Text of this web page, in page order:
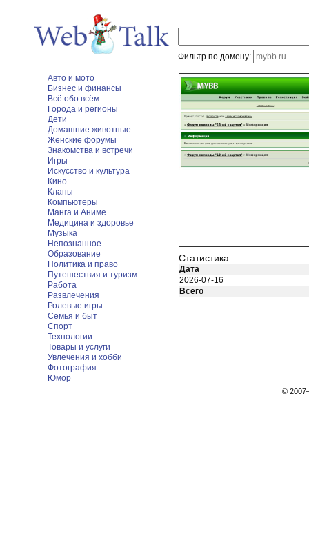
Фильтр по домену:
Авто и мото
Бизнес и финансы
Всё обо всём
Города и регионы
Дети
Домашние животные
Женские форумы
Знакомства и встречи
Игры
Искусство и культура
Кино
Кланы
Компьютеры
Манга и Аниме
Медицина и здоровье
Музыка
Непознанное
Образование
Политика и право
Путешествия и туризм
Работа
Развлечения
Ролевые игры
Семья и быт
Спорт
Технологии
Товары и услуги
Увлечения и хобби
Фотография
Юмор
Статистика
Дата
2026-07-16
Всего
©